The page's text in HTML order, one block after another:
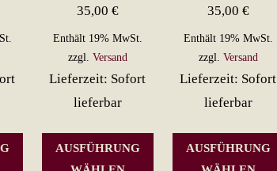
Dieses
35,00 €
Enthält 19% MwSt.
zzgl. Versand
Lieferzeit: Sofort
lieferbar
AUSFÜHRUNG
Dieses
35,00 €
Enthält 19% MwSt.
zzgl. Versand
Lieferzeit: Sofort
lieferbar
AUSFÜHRUNG